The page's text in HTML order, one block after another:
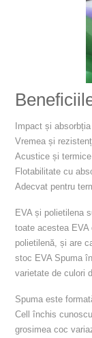
Impact și absorbția
Vremea și
Acustice și
Flotabilitate cu
Adecvat pentru
EVA și polietilena
toate acestea
polietilenă, și are
stoc EVA Spuma
varietate de culori
Spuma este
Cell închis
grosimea coc